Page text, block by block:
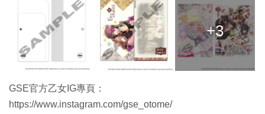
+3
GSE官方乙女IG專頁：
https://www.instagram.com/gse_otome/